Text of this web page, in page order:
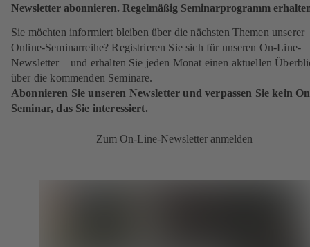
Newsletter abonnieren. Regelmäßig Seminarprogramm
Sie möchten informiert bleiben über die nächsten Themen unserer
Online-Seminarreihe? Registrieren Sie sich für unseren On-Line-
Newsletter – und erhalten Sie jeden Monat einen aktuellen
über die kommenden Seminare.
Abonnieren Sie unseren Newsletter und verpassen Sie kein
Seminar, das Sie interessiert.
Zum On-Line-Newsletter anmelden